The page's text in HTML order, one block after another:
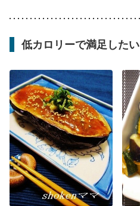
低カロリーで満足したい